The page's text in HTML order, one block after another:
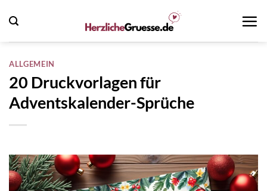
Inhalt
springen
ALLGEMEIN
20 Druckvorlagen für
Adventskalender-Sprüche